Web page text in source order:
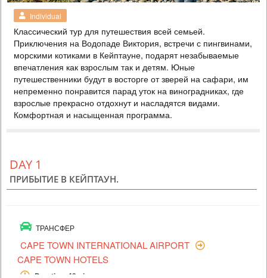
ТУР НА ВОДОПАД ВИКТОРИЯ И САФАРИ В
IMBALALA ZAMBEZI SAFARI LODGE
PRICE BY REQUEST
ЗИМБАБВЕ
Safari
В стоимость входит: - проживание в отеле Imbalala Lodge на 3 ночи
с полным пансионом, местные напитки - все трансферы -
посещение водопада Виктория - национальный парк Чобе на целый
день (речное сафари, обед и сафари на автомобиле) - на выбор
утреннее и дневное сафари в национальном парке Замбези
Individual
Классический тур для путешествия всей семьей.
Приключения на Водопаде Виктория, встречи с пингвинами,
морскими котиками в Кейптауне, подарят незабываемые
впечатления как взрослым так и детям. Юные
путешественники будут в восторге от зверей на сафари, им
непременно понравится парад уток на виноградниках, где
взрослые прекрасно отдохнут и насладятся видами.
Комфортная и насыщенная программа.
DAY 1
ПРИБЫТИЕ В КЕЙПТАУН.
ТРАНСФЕР
CAPE TOWN INTERNATIONAL AIRPORT
CAPE TOWN HOTELS
Duration: 40min